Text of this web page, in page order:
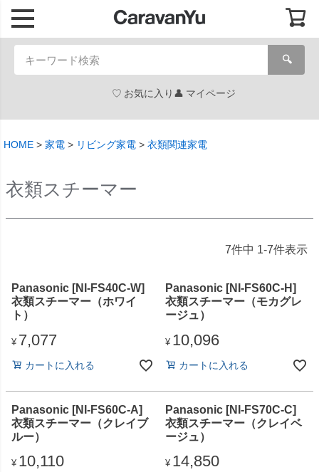
🔍
お気に入り マイページ
HOME 家電 リビング家電 衣類関連家電
衣類スチーマー
7件中 1-7件表示
Panasonic [NI-FS40C-W]
衣類スチーマー（ホワイ
ト）
¥ 7,077
カートに入れる
Panasonic [NI-FS60C-H]
衣類スチーマー（モカグレ
ージュ）
¥ 10,096
カートに入れる
Panasonic [NI-FS60C-A]
衣類スチーマー（クレイブ
ルー）
¥ 10,110
Panasonic [NI-FS70C-C]
衣類スチーマー（クレイベ
ージュ）
¥ 14,850